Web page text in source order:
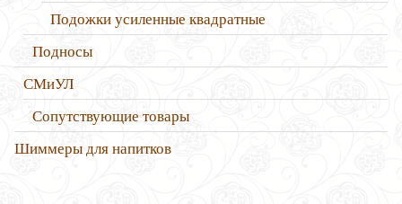
Подожки усиленные квадратные
Подносы
СМиУЛ
Сопутствующие товары
Шиммеры для напитков